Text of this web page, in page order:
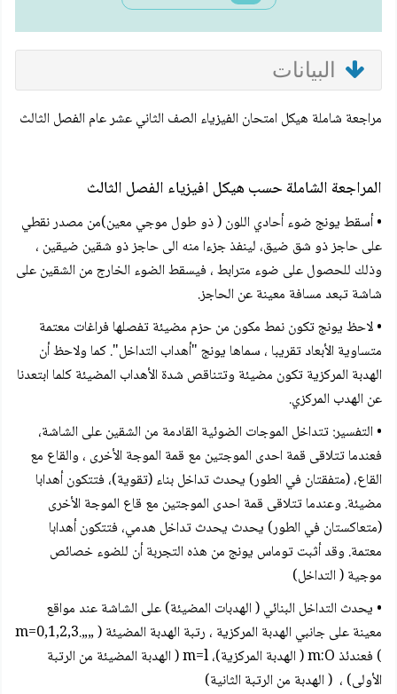
البيانات
مراجعة شاملة هيكل امتحان الفيزياء الصف الثاني عشر عام الفصل الثالث
المراجعة الشاملة حسب هيكل افيزياء الفصل الثالث
• أسقط يونج ضوء أحادي اللون ( ذو طول موجي معين)من مصدر نقطي
على حاجز ذو شق ضيق، لينفذ جزءا منه الى حاجز ذو شقين ضيقين ،
وذلك للحصول على ضوء مترابط ، فيسقط الضوء الخارج من الشقين على
شاشة تبعد مسافة معينة عن الحاجز.
• لاحظ يونج تكون نمط مكون من حزم مضيئة تفصلها فراغات معتمة
متساوية الأبعاد تقريبا ، سماها يونج "أهداب التداخل". كما ولاحظ أن
الهدبة المركزية تكون مضيئة وتتناقص شدة الأهداب المضيئة كلما ابتعدنا
عن الهدب المركزي.
• التفسير: تتداخل الموجات الضوئية القادمة من الشقين على الشاشة،
فعندما تتلاقى قمة احدى الموجتين مع قمة الموجة الأخرى ، والقاع مع
القاع، (متفقتان في الطور) يحدث تداخل بناء (تقوية)، فتتكون أهدابا
مضيئة. وعندما تتلاقى قمة احدى الموجتين مع قاع الموجة الأخرى
(متعاكستان في الطور) يحدث يحدث تداخل هدمي، فتتكون أهدابا
معتمة. وقد أثبت توماس يونج من هذه التجربة أن للضوء خصائص
موجية ( التداخل)
• يحدث التداخل البنائي ( الهدبات المضيئة) على الشاشة عند مواقع
معينة على جانبي الهدبة المركزية ، رتبة الهدبة المضيئة ( „„.m=0,1,2,3
) فعندئذ m:O ( الهدبة المركزية)، m=l ( الهدبة المضيئة من الرتبة
الأولى) ، ( الهدبة من الرتبة الثانية)